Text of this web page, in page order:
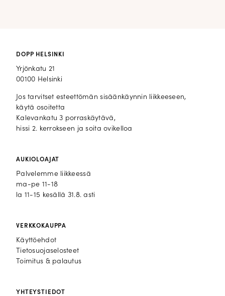
DOPP HELSINKI
Yrjönkatu 21
00100 Helsinki
Jos tarvitset esteettömän sisäänkäynnin liikkeeseen,
käytä osoitetta
Kalevankatu 3 porraskäytävä,
hissi 2. kerrokseen ja soita ovikelloa
AUKIOLOAJAT
Palvelemme liikkeessä
ma-pe 11-18
la 11-15 kesällä 31.8. asti
VERKKOKAUPPA
Käyttöehdot
Tietosuojaselosteet
Toimitus & palautus
YHTEYSTIEDOT